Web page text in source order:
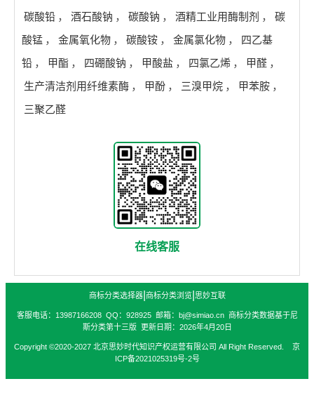
碳酸铅 ， 酒石酸钠 ， 碳酸钠 ， 酒精工业用酶制剂 ，
碳
酸锰 ， 金属氧化物 ， 碳酸铵 ， 金属氯化物 ，
四乙基
铅 ， 甲酯 ， 四硼酸钠 ， 甲酸盐 ， 四氯乙烯 ， 甲醛 ，
生产清洁剂用纤维素酶 ， 甲酚 ， 三溴甲烷 ， 甲苯胺 ，
三聚乙醛
在线客服
商标分类选择器| 商标分类浏览| 思妙互联
客服电话：13987166208 QQ：928925 邮箱：bj@simiao.cn 商标分类数据基于尼
斯分类第十三版 更新日期：2026年4月20日
Copyright ©2020-2027 北京思妙时代知识产权运营有限公司 All Right Reserved. 京
ICP备2021025319号-2号